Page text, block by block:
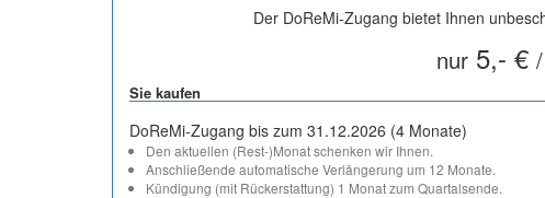
Der DoReMi-Zugang bietet Ihnen
nur5,- €
Sie kaufen
DoReMi-Zugang bis zum 31.12.2026 (4 Monate)
Den aktuellen (Rest-)Monat schenken wir Ihnen.
Anschließende automatische Verlängerung um 12 Monate.
Kündigung (mit Rückerstattung) 1 Monat zum Quartalsende.